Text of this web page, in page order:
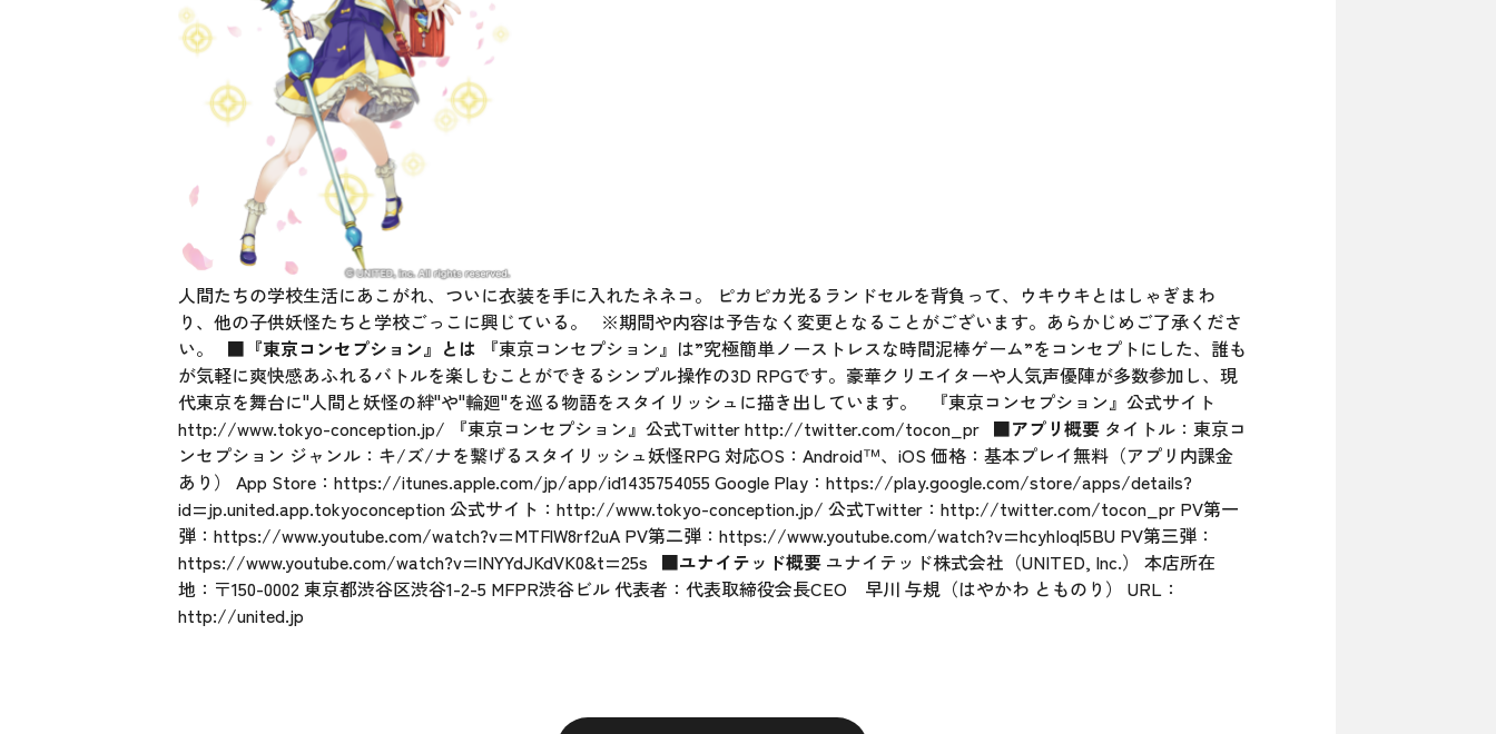
人間たちの学校生活にあこがれ、ついに衣装を手に入れたネネコ。 ピカピカ光るランドセルを背負って、ウキウキとはしゃぎまわ
り、他の子供妖怪たちと学校ごっこに興じている。 ※期間や内容は予告なく変更となることがございます。あらかじめご了承くださ
い。 ■『東京コンセプション』とは 『東京コンセプション』は”究極簡単ノーストレスな時間泥棒ゲーム”をコンセプトにした、誰も
が気軽に爽快感あふれるバトルを楽しむことができるシンプル操作の3D RPGです。豪華クリエイターや人気声優陣が多数参加し、現
代東京を舞台に"人間と妖怪の絆"や"輪廻"を巡る物語をスタイリッシュに描き出しています。 『東京コンセプション』公式サイト
http://www.tokyo-conception.jp/ 『東京コンセプション』公式Twitterhttp://twitter.com/tocon_pr ■アプリ概要 タイトル：東京コ
ンセプション ジャンル：キ/ズ/ナを繋げるスタイリッシュ妖怪RPG 対応OS：Android™、iOS 価格：基本プレイ無料（アプリ内課金
あり） App Store： https://itunes.apple.com/jp/app/id1435754055 Google Play： https://play.google.com/store/apps/details?
id=jp.united.app.tokyoconception公式サイト： http://www.tokyo-conception.jp/ 公式Twitter： http://twitter.com/tocon_pr PV第一
弾： https://www.youtube.com/watch?v=MTFlW8rf2uA PV第二弾： https://www.youtube.com/watch?v=hcyhIoql5BU PV第三弾：
https://www.youtube.com/watch?v=lNYYdJKdVK0&t=25s ■ユナイテッド概要 ユナイテッド株式会社（UNITED, Inc.） 本店所在
地：〒150-0002 東京都渋谷区渋谷1-2-5 MFPR渋谷ビル 代表者：代表取締役会長CEO 早川 与規（はやかわ とものり） URL：
http://united.jp